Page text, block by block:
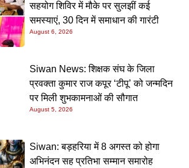
सहयोग शिविर में मौके पर सुलझीं कई
समस्याएं, 30 दिन में समाधान की गारंटी
August 6, 2026
Siwan News: शिक्षक संघ के जिला
प्रवक्ता कुमार राज कपूर ‘टीपू’ को जन्मदिन
पर मिली शुभकामनाओं की सौगात
August 5, 2026
Siwan: बड़हरिया में 8 अगस्त को होगा
अभिनंदन सह प्रतिभा सम्मान समारोह